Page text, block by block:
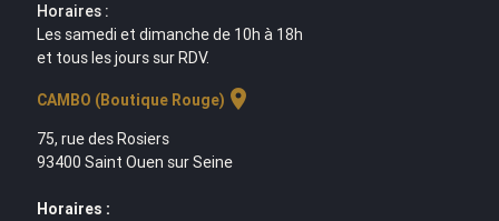
Horaires :
Les samedi et dimanche de 10h à 18h
et tous les jours sur RDV.
CAMBO (Boutique Rouge) location_on
75, rue des Rosiers
93400 Saint Ouen sur Seine
Horaires :